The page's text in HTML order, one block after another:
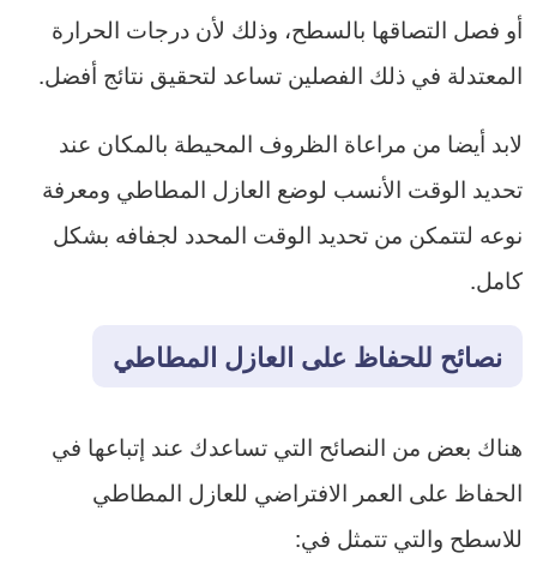
أو فصل التصاقها بالسطح، وذلك لأن درجات الحرارة
المعتدلة في ذلك الفصلين تساعد لتحقيق نتائج أفضل.
لابد أيضا من مراعاة الظروف المحيطة بالمكان عند
تحديد الوقت الأنسب لوضع العازل المطاطي ومعرفة
نوعه لتتمكن من تحديد الوقت المحدد لجفافه بشكل
كامل.
نصائح للحفاظ على العازل المطاطي
هناك بعض من النصائح التي تساعدك عند إتباعها في
الحفاظ على العمر الافتراضي للعازل المطاطي
للاسطح والتي تتمثل في: